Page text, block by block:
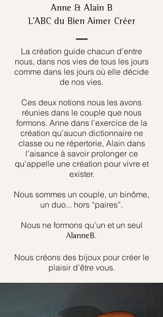
Anne & Alain B
L’ABC du Bien Aimer Créer
La création guide chacun d’entre
nous, dans nos vies de tous les jours
comme dans les jours où elle décide
de nos vies.
Ces deux notions nous les avons
réunies dans le couple que nous
formons. Anne dans l’exercice de la
création qu’aucun dictionnaire ne
classe ou ne répertorie, Alain dans
l’aisance à savoir prolonger ce
qu’appelle une création pour vivre et
exister.
Nous sommes un couple, un binôme,
un duo... hors “paires”.
Nous ne formons qu’un et un seul
AlanneB.
Nous créons des bijoux pour créer le
plaisir d’être vous.